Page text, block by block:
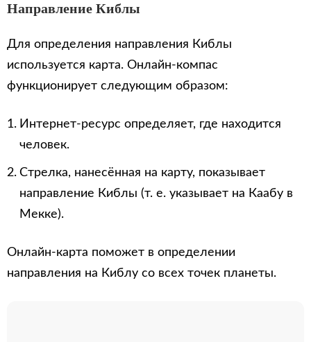
Направление Киблы
Для определения направления Киблы
используется карта. Онлайн-компас
функционирует следующим образом:
Интернет-ресурс определяет, где находится
человек.
Стрелка, нанесённая на карту, показывает
направление Киблы (т. е. указывает на Каабу в
Мекке).
Онлайн-карта поможет в определении
направления на Киблу со всех точек планеты.